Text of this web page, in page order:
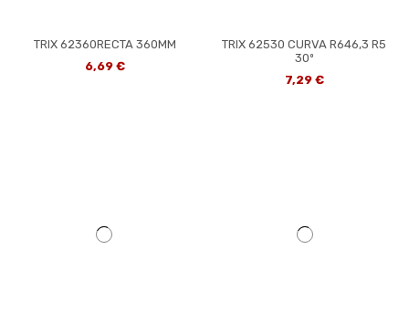
TRIX 62360RECTA 360MM
6,69 €
TRIX 62530 CURVA R646,3 R5
30º
7,29 €